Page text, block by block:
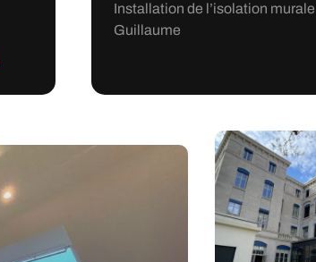
Installation de l’isolation
Guillaume